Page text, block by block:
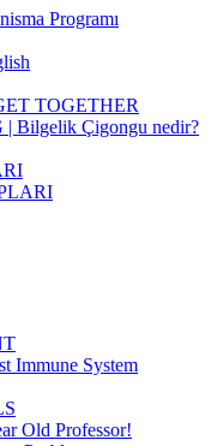
Programı
TOGETHER
Bilgelik Çigongu nedir?
Immune System
Old Professor!